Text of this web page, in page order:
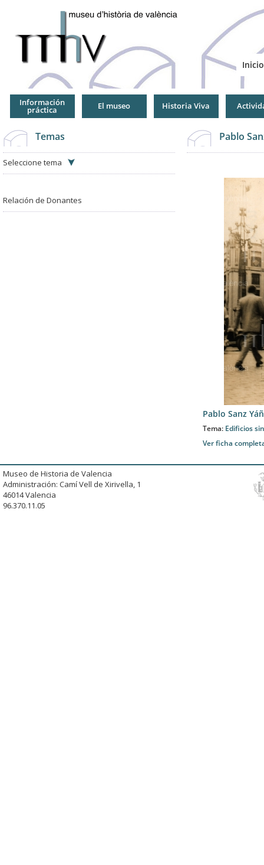
Inicio
Información
práctica El museo Historia Viva
Temas
Seleccione tema
Relación de Donantes
Pablo
Pablo Sanz
Tema: Edificios
Ver ficha
Museo de Historia de Valencia
Administración: Camí Vell de Xirivella, 1
46014 Valencia
96.370.11.05